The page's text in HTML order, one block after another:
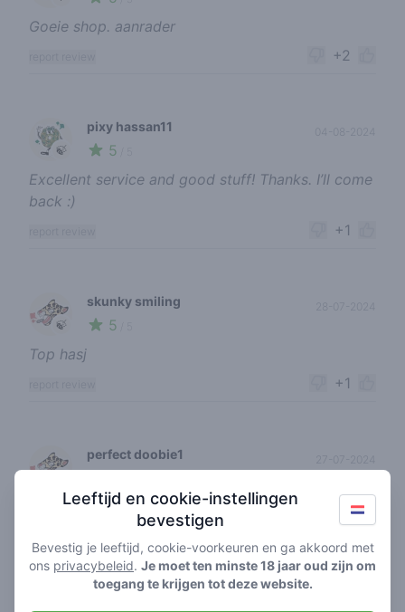
Goeie shop. aanrader
+2
🍃
pixy hassan11
5
Excellent service and good stuff! Thanks. I’ll come
back :)
+1
🍃
skunky smiling
5
Top hasj
+1
perfect doobie1
Heerlijke aroma’s zo in the early mornings ♡
Leeftijd en cookie-instellingen
bevestigen
Bevestig je leeftijd, cookie-voorkeuren en ga akkoord met
ons privacybeleid. Je moet ten minste 18 jaar oud zijn om
toegang te krijgen tot deze website.